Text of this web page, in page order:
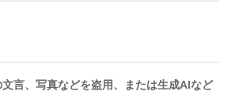
言、写真などを盗用、または生成AIなど